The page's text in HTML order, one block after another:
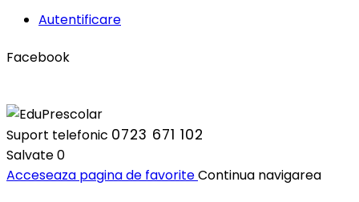
Autentificare
Facebook
Suport telefonic 0723 671 102
Salvate0
Acceseaza pagina de favoriteContinua navigarea